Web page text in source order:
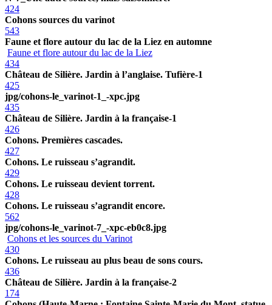
424
Cohons sources du varinot
543
Faune et flore autour du lac de la Liez en automne
Faune et flore autour du lac de la Liez
434
Château de Silière. Jardin à l’anglaise. Tufière-1
425
jpg/cohons-le_varinot-1_-xpc.jpg
435
Château de Silière. Jardin à la française-1
426
Cohons. Premières cascades.
427
Cohons. Le ruisseau s’agrandit.
429
Cohons. Le ruisseau devient torrent.
428
Cohons. Le ruisseau s’agrandit encore.
562
jpg/cohons-le_varinot-7_-xpc-eb0c8.jpg
Cohons et les sources du Varinot
430
Cohons. Le ruisseau au plus beau de sons cours.
436
Château de Silière. Jardin à la française-2
174